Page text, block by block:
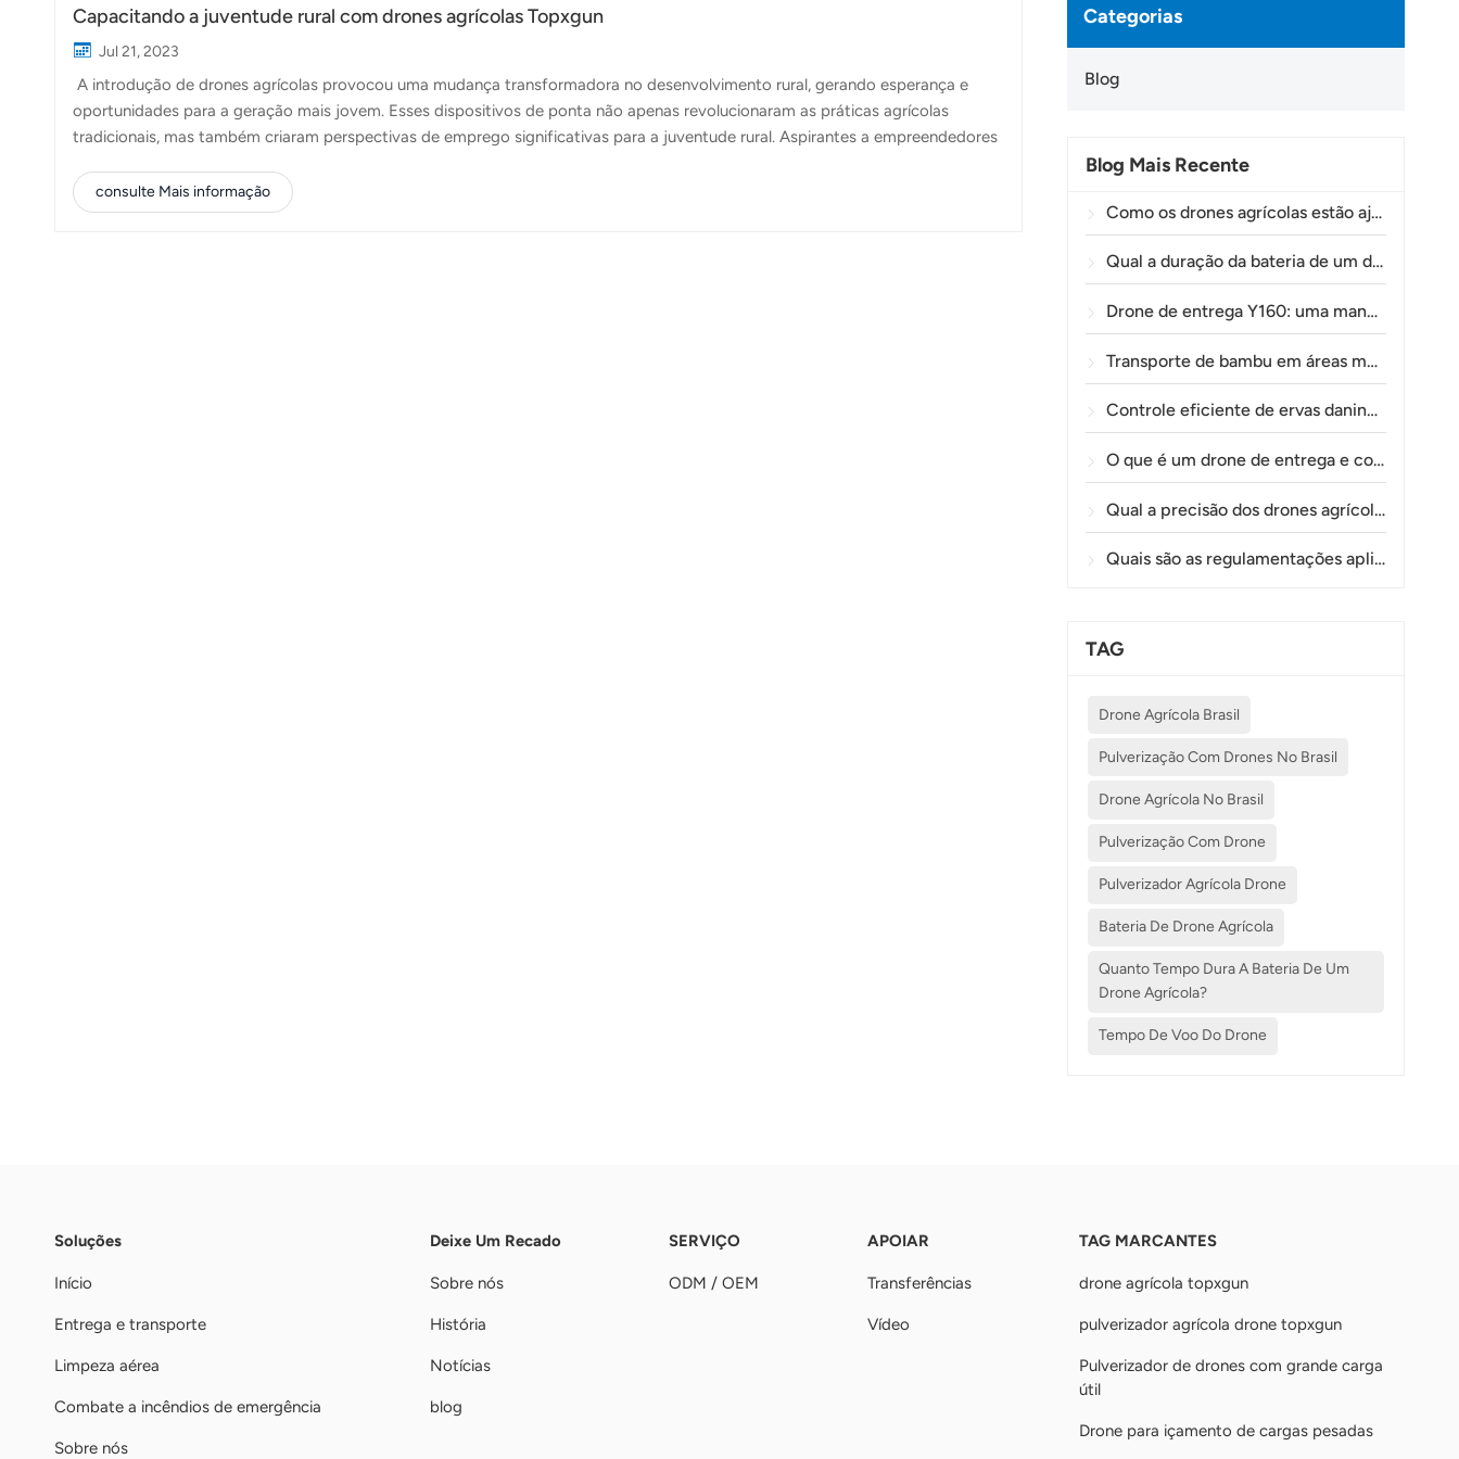
Categorias
Blog
Blog Mais Recente
Como os drones agrícolas estão ajudando os agricultores brasileiros a aprimorar as operações de pulverização de lavouras.
Qual a duração da bateria de um drone agrícola?
Drone de entrega Y160: uma maneira mais segura e eficiente de transportar materiais para torres de energia em terrenos montanhosos.
Transporte de bambu em áreas montanhosas: como a TOLXGUN Y160 abre uma nova rota da floresta ao ponto de coleta.
Controle eficiente de ervas daninhas pré-emergentes em trigo com o drone agrícola A80
O que é um drone de entrega e como funciona a entrega por drone?
Qual a precisão dos drones agrícolas na pulverização e monitoramento de plantações?
Quais são as regulamentações aplicáveis ​​ao uso de drones na agricultura em diferentes países?
TAG
Drone Agrícola Brasil
Pulverização Com Drones No Brasil
Drone Agrícola No Brasil
Pulverização Com Drone
Pulverizador Agrícola Drone
Bateria De Drone Agrícola
Quanto Tempo Dura A Bateria De Um
Drone Agrícola?
Tempo De Voo Do Drone
Capacitando a juventude rural com drones agrícolas Topxgun
Jul 21, 2023
A introdução de drones agrícolas provocou uma mudança transformadora no desenvolvimento rural, gerando esperança e
oportunidades para a geração mais jovem. Esses dispositivos de ponta não apenas revolucionaram as práticas agrícolas
tradicionais, mas também criaram perspectivas de emprego significativas para a juventude rural. Aspirantes a empreendedores
TopXGun, temos orgulho de estar na vanguarda da revolução dos drones agrícolas. Nosso mais recentes drones agrícolas,
equipados com funções inteligentes, estão capacitando a juventude rural para assumir o controle de seu futuro e impulsionar a
consulte Mais informação
Soluções
Início
Entrega e transporte
Limpeza aérea
Combate a incêndios de emergência
Sobre nós
Deixe Um Recado
Sobre nós
História
Notícias
blog
SERVIÇO
ODM / OEM
APOIAR
Transferências
Vídeo
TAG MARCANTES
drone agrícola topxgun
pulverizador agrícola drone topxgun
Pulverizador de drones com grande carga
útil
Drone para içamento de cargas pesadas